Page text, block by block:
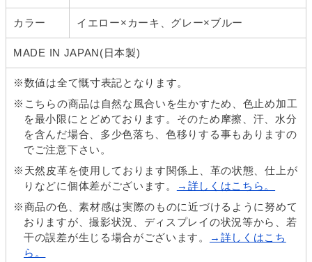
カラー イエロー×カーキ、グレー×ブルー
MADE IN JAPAN(日本製)
※数値は全て慨寸表記となります。
※こちらの商品は自然な風合いを生かすため、色止め加工
を最小限にとどめております。そのため摩擦、汗、水分
を含んだ場合、多少色落ち、色移りする事もありますの
でご注意下さい。
※天然皮革を使用しております関係上、革の状態、仕上が
りなどに個体差がございます。
→詳しくはこちら。
※商品の色、素材感は実際のものに近づけるように努めて
おりますが、撮影状況、ディスプレイの状況等から、若
干の誤差が生じる場合がございます。
→詳しくはこち
ら。